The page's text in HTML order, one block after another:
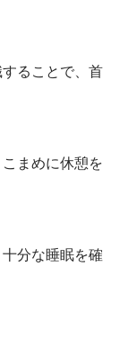
ることで、首
まめに休憩を
分な睡眠を確